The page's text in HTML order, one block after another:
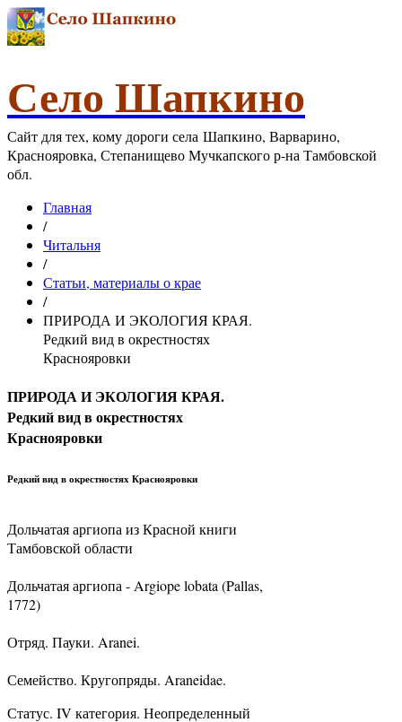
Село Шапкино
Сайт для тех, кому дороги села Шапкино, Варварино,
Краснояровка, Степанищево Мучкапского р-на Тамбовской
обл.
Главная
/
Читальня
/
Статьи, материалы о крае
/
ПРИРОДА И ЭКОЛОГИЯ КРАЯ.
Редкий вид в окрестностях
Краснояровки
ПРИРОДА И ЭКОЛОГИЯ КРАЯ.
Редкий вид в окрестностях
Краснояровки
Редкий вид в окрестностях Краснояровки
Дольчатая аргиопа из Красной книги
Тамбовской области
Дольчатая аргиопа - Argiope lobata (Pallas,
1772)
Отряд. Пауки. Aranei.
Семейство. Кругопряды. Araneidae.
Статус. IV категория. Неопределенный